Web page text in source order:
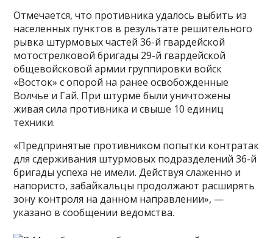
Отмечается, что противника удалось выбить из
населенных пунктов в результате решительного
рывка штурмовых частей 36-й гвардейской
мотострелковой бригады 29-й гвардейской
общевойсковой армии группировки войск
«Восток» с опорой на ранее освобожденные
Волчье и Гай. При штурме были уничтожены
живая сила противника и свыше 10 единиц
техники.
«Предпринятые противником попытки контратак
для сдерживания штурмовых подразделений 36-й
бригады успеха не имели. Действуя слаженно и
напористо, забайкальцы продолжают расширять
зону контроля на данном направлении», —
указано в сообщении ведомства.